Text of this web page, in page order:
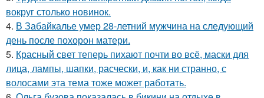
вокруг столько новинок.
4. В Забайкалье умер 28-летний мужчина на следующий
день после похорон матери.
5. Красный свет теперь пихают почти во всё, маски для
лица, лампы, шапки, расчески, и, как ни странно, с
волосами эта тема тоже может работать.